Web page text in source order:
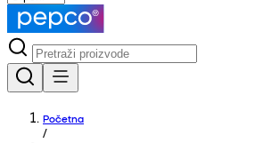
Početna
/